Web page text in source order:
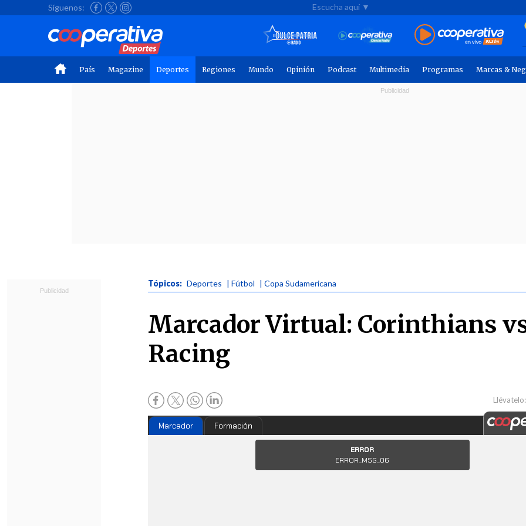
Síguenos: Escucha aquí ▼
País Magazine Deportes Regiones Mundo Opinión Podcast Multimedia Programas Marcas &
Tópicos: Deportes | Fútbol | Copa Sudamericana
Marcador Virtual: Corinthians
Racing
Llévatelo:
Marcador Formación